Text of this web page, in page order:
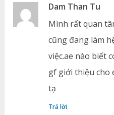
Dam Than Tu
Mình rất quan
cũng đang làm
việc.ae nào biết
gf giới thiệu cho
tạ
Trả lời